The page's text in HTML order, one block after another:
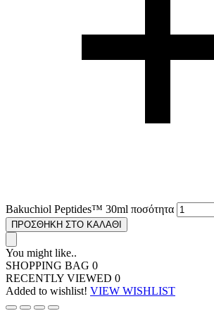
Bakuchiol Peptides™ 30ml ποσότητα
ΠΡΟΣΘΗΚΗ ΣΤΟ ΚΑΛΑΘΙ
You might like..
SHOPPING BAG 0
RECENTLY VIEWED 0
Added to wishlist! VIEW WISHLIST